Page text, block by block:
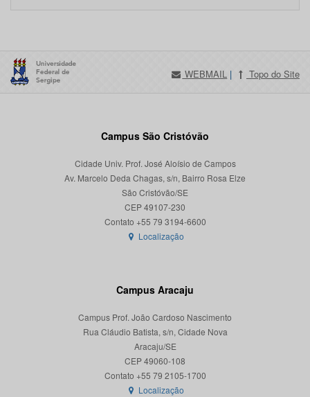
WEBMAIL | Topo do Site
Campus São Cristóvão
Cidade Univ. Prof. José Aloísio de Campos
Av. Marcelo Deda Chagas, s/n, Bairro Rosa Elze
São Cristóvão/SE
CEP 49107-230
Localização
Campus Aracaju
Campus Prof. João Cardoso Nascimento
Rua Cláudio Batista, s/n, Cidade Nova
Aracaju/SE
CEP 49060-108
Localização